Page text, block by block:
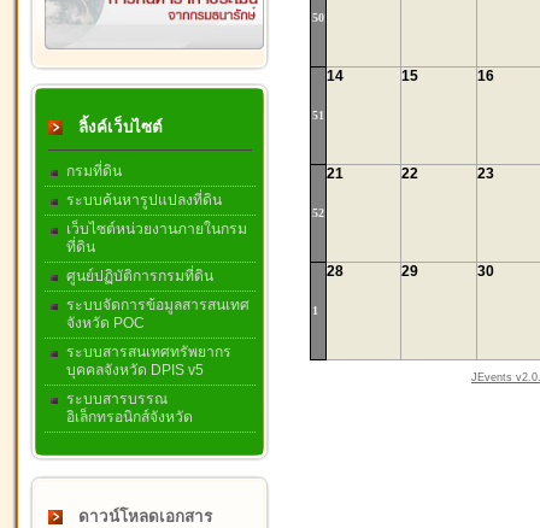
ลิ้งค์เว็บไซต์
กรมที่ดิน
ระบบค้นหารูปแปลงที่ดิน
เว็บไซต์หน่วยงานภายในกรม
ที่ดิน
ศูนย์ปฏิบัติการกรมที่ดิน
ระบบจัดการข้อมูลสารสนเทศ
จังหวัด POC
ระบบสารสนเทศทรัพยากร
บุคคลจังหวัด DPIS v5
ระบบสารบรรณ
อิเล็กทรอนิกส์จังหวัด
ดาวน์โหลดเอกสาร
50
51
14 15 16
52
21 22 23
1
28 29 30
JEvents